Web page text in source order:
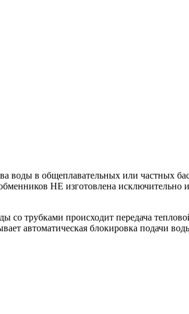
воды в общеплавательных или частных
HE изготовлена исключительно
трубками происходит передача
автоматическая блокировка подачи